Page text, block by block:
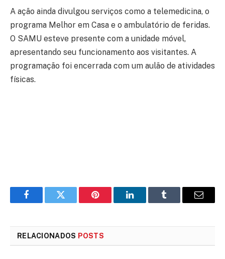
A ação ainda divulgou serviços como a telemedicina, o
programa Melhor em Casa e o ambulatório de feridas.
O SAMU esteve presente com a unidade móvel,
apresentando seu funcionamento aos visitantes. A
programação foi encerrada com um aulão de atividades
físicas.
FacebookTwitter Pinterest LinkedInTumblr
E-
RELACIONADOS POSTS